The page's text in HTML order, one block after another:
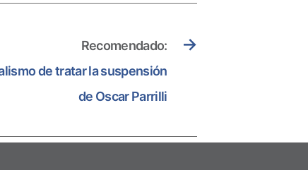
→
Recomendado:
de tratar la suspensión
de Oscar Parrilli